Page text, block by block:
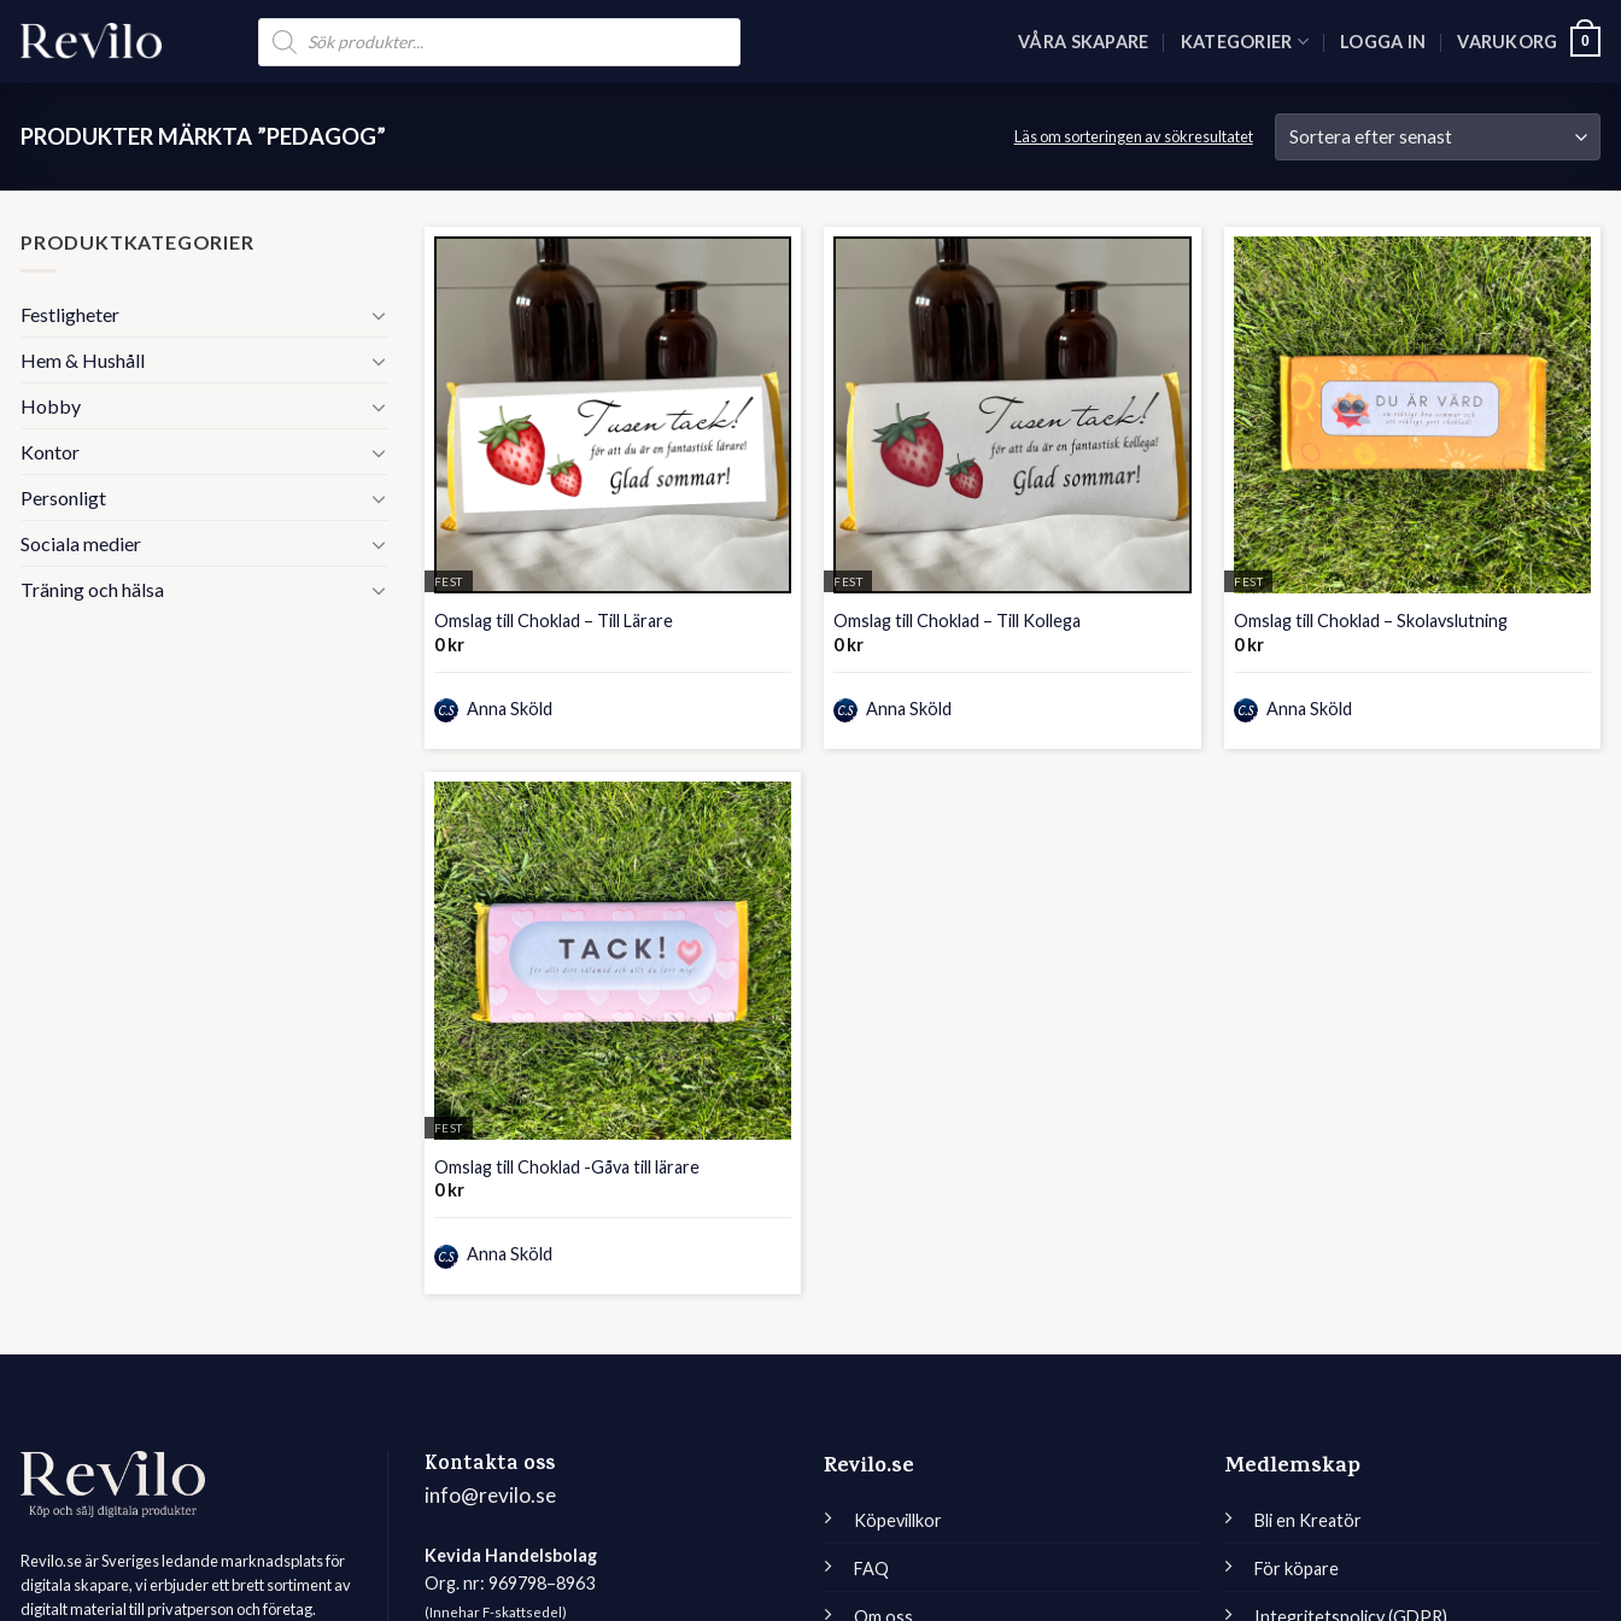
Products
search
VÅRA SKAPARE KATEGORIER LOGGA IN VARUKORG 0
PRODUKTER MÄRKTA ”PEDAGOG” Läs om sorteringen av sökresultatet
PRODUKTKATEGORIER
Festligheter
Hem & Hushåll
Hobby
Kontor
Personligt
Sociala medier
Träning och hälsa
FEST
Omslag till Choklad – Till Lärare
0kr
Anna Sköld
FEST
Omslag till Choklad – Till Kollega
0kr
Anna Sköld
FEST
Omslag till Choklad – Skolavslutning
0kr
Anna Sköld
FEST
Omslag till Choklad -Gåva till lärare
0 kr
Anna Sköld
Revilo.se är Sveriges ledande marknadsplats för
digitala skapare, vi erbjuder ett brett sortiment av
digitalt material till privatperson och företag.
Kontakta oss
info@revilo.se
Kevida Handelsbolag
Org. nr: 969798–8963
(Innehar F-skattsedel)
Revilo.se
Köpevillkor
FAQ
Om oss
Medlemskap
Bli en Kreatör
För köpare
Integritetspolicy (GDPR)